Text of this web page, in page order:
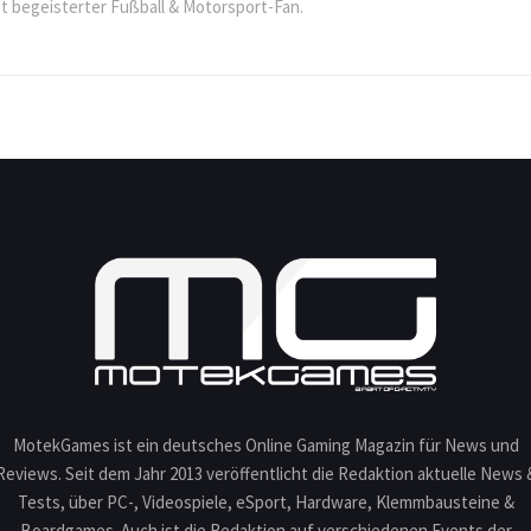
begeisterter Fußball & Motorsport-Fan.
MotekGames ist ein deutsches Online Gaming Magazin für News und
Seit dem Jahr 2013 veröffentlicht die Redaktion aktuelle News
Tests, über PC-, Videospiele, eSport, Hardware, Klemmbausteine &